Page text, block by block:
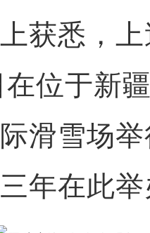
获悉，
位于新
滑雪场
年在此